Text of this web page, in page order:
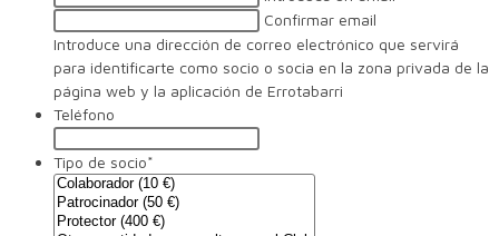
Confirmar email
Introduce una dirección de correo electrónico que servirá
para identificarte como socio o socia en la zona privada de la
página web y la aplicación de Errotabarri
Teléfono
Tipo de socio*